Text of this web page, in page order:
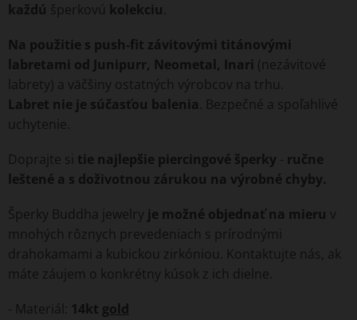
každú šperkovú kolekciu
Na použitie s push-fit závitovými titánovými
labretami od Junipurr, Neometal, Inari (nezávitové
labrety) a väčšiny ostatných výrobcov na trhu.
Labret nie je súčasťou balenia . Bezpečné a spoľahlivé
uchytenie.
Doprajte si tie najlepšie piercingové šperky - ručne
leštené a s doživotnou zárukou na výrobné chyby.
Šperky Buddha jewelry je možné objednať na mieru v
mnohých rôznych prevedeniach s prírodnými
drahokamami a kubickou zirkóniou. Kontaktujte nás, ak
máte záujem o konkrétny kúsok z ich dielne.
- Materiál: 14kt gold